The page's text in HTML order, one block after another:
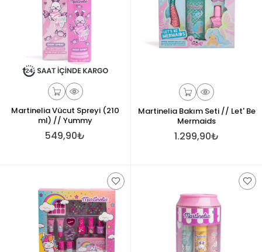
Martinelia Vücut Spreyi (210
ml) // Yummy
549,90₺
Martinelia Bakım Seti // Let' Be
Mermaids
1.299,90₺